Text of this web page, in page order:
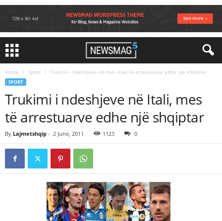
Home Sport Trukimi i ndeshjeve në Itali, mes të arrestuarve edhe një shqiptar
SPORT
Trukimi i ndeshjeve në Itali, mes
të arrestuarve edhe një shqiptar
By Lajmetshqip - 2 June, 2011 1123 0